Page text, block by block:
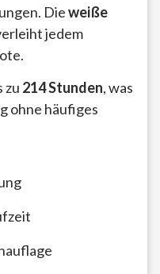
Dieweiße
jedem
zu 214 Stunden, was
ohne häufiges